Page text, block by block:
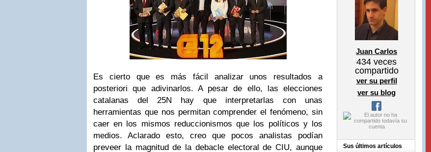
Es cierto que es más fácil analizar unos resultados a
posteriori que adivinarlos. A pesar de ello, las elecciones
catalanas del 25N hay que interpretarlas con unas
herramientas que nos permitan comprender el fenómeno, sin
caer en los mismos reduccionismos que los políticos y los
medios. Aclarado esto, creo que pocos analistas podían
preveer la magnitud de la debacle electoral de CIU, aunque
Juan Carlos
434 veces
compartido
ver su perfil
ver su blog
Sus últimos artículos